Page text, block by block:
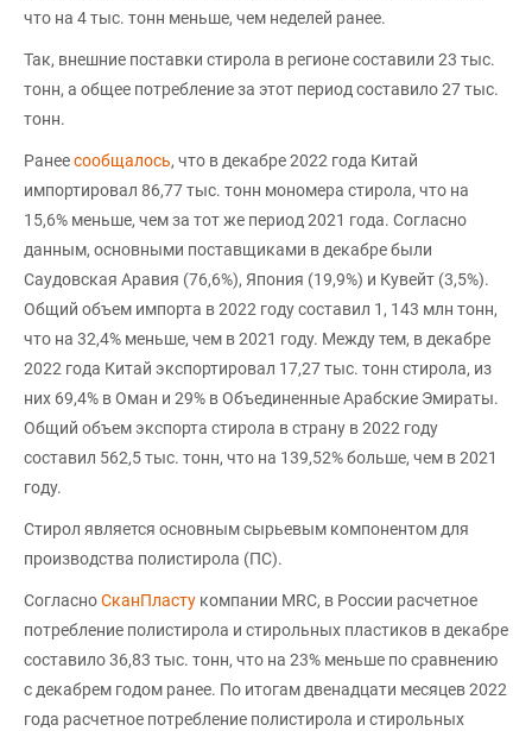
что на 4 тыс. тонн меньше, чем неделей ранее.
Так, внешние поставки стирола в регионе составили 23 тыс.
тонн, а общее потребление за этот период составило 27 тыс.
тонн.
Ранеесообщалось, что в декабре 2022 года Китай
импортировал 86,77 тыс. тонн мономера стирола, что на
15,6% меньше, чем за тот же период 2021 года. Согласно
данным, основными поставщиками в декабре были
Саудовская Аравия (76,6%), Япония (19,9%) и Кувейт (3,5%).
Общий объем импорта в 2022 году составил 1, 143 млн тонн,
что на 32,4% меньше, чем в 2021 году. Между тем, в декабре
2022 года Китай экспортировал 17,27 тыс. тонн стирола, из
них 69,4% в Оман и 29% в Объединенные Арабские Эмираты.
Общий объем экспорта стирола в страну в 2022 году
составил 562,5 тыс. тонн, что на 139,52% больше, чем в 2021
году.
Стирол является основным сырьевым компонентом для
производства полистирола (ПС).
СогласноСканПласту компании MRC, в России расчетное
потребление полистирола и стирольных пластиков в декабре
составило 36,83 тыс. тонн, что на 23% меньше по сравнению
с декабрем годом ранее. По итогам двенадцати месяцев 2022
года расчетное потребление полистирола и стирольных